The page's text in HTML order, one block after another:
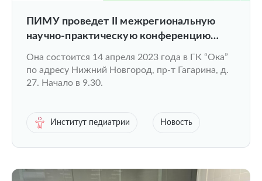
ПИМУ проведет II межрегиональную
научно-практическую конференцию
гепатологии”
Она состоится 14 апреля 2023 года в ГК “Ока”
по адресу Нижний Новгород, пр-т Гагарина, д.
27. Начало в 9.30.
Институт педиатрии Новость